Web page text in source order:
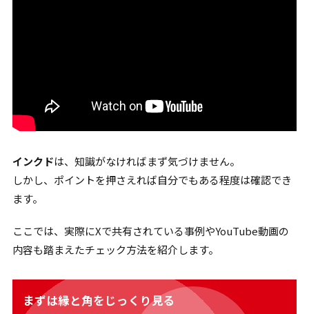
インクドは、知識がなければまず気づけません。
しかし、ポイントを押さえれば自分でもある程度は確認でき
ます。
ここでは、実際にXで共有されている事例やYouTube動画の
内容も踏まえたチェック方法を紹介します。
まずは縁と角をじっくり見る